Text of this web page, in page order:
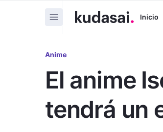
Inicio
Anime
El anime
tendrá un